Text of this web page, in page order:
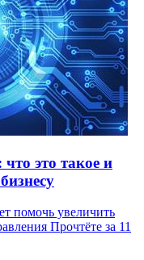
это такое и
помочь увеличить
Прочтёте за 11